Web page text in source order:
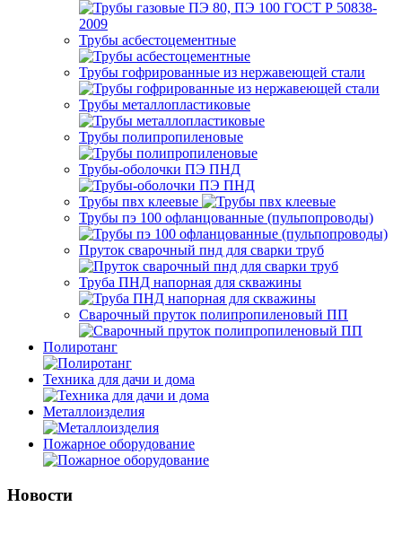
Трубы асбестоцементные
Трубы гофрированные из нержавеющей стали
Трубы металлопластиковые
Трубы полипропиленовые
Трубы-оболочки ПЭ ПНД
Трубы пвх клеевые
Трубы пэ 100 офланцованные (пульпопроводы)
Пруток сварочный пнд для сварки труб
Труба ПНД напорная для скважины
Сварочный пруток полипропиленовый ПП
Полиротанг
Техника для дачи и дома
Металлоизделия
Пожарное оборудование
Новости